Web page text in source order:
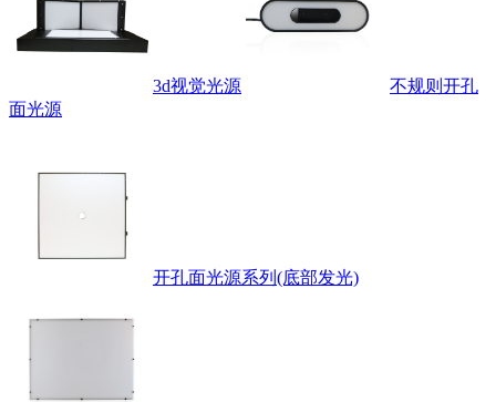
3d视觉光源
不规则开孔
面光源
开孔面光源系列(底部发光)